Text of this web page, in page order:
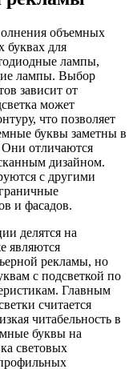
объемных
буквах для
лампы,
лампы. Выбор
зависит от
может
что позволяет
буквы заметны в
Они отличаются
дизайном.
с другими
и фасадов.
делятся на
являются
рекламы, но
с подсветкой по
Главным
считается
читабельность в
буквы на
световых